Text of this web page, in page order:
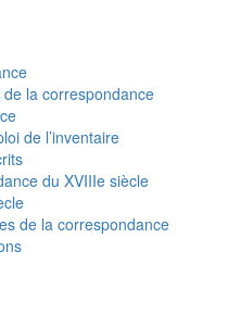
la correspondance
de l’inventaire
du XVIIIe siècle
de la correspondance